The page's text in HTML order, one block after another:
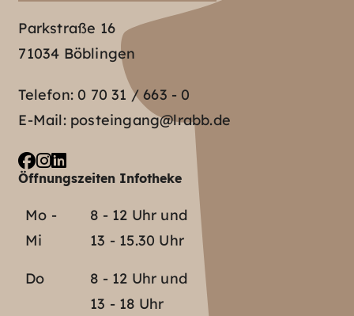
Parkstraße 16
71034 Böblingen
Telefon:0 70 31 / 663 - 0
E-Mail: posteingang@lrabb.de
Öffnungszeiten Infotheke
Mo -
Mi
8 - 12 Uhr und
13 - 15.30 Uhr
Do
8 - 12 Uhr und
13 - 18 Uhr